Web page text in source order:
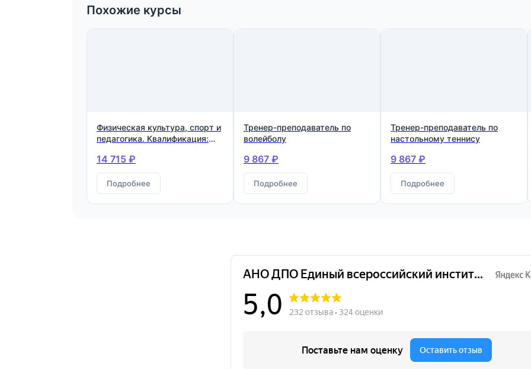
Похожие курсы
Физическая культура, спорт и
педагогика. Квалификация:
физической культуре и спорту
14 715 ₽
Подробнее
Тренер-преподаватель по
волейболу
9 867 ₽
Подробнее
Тренер-преподаватель по
настольному теннису
9 867 ₽
Подробнее